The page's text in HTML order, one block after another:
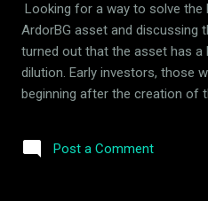
not change it, this way
Looking for a way to solve the
ArdorBG asset and discussing
turned out that the asset has a
dilution. Early investors, those
beginning after the creation of
distributed. In this way, I have
speculation, if someone
Post a Comment